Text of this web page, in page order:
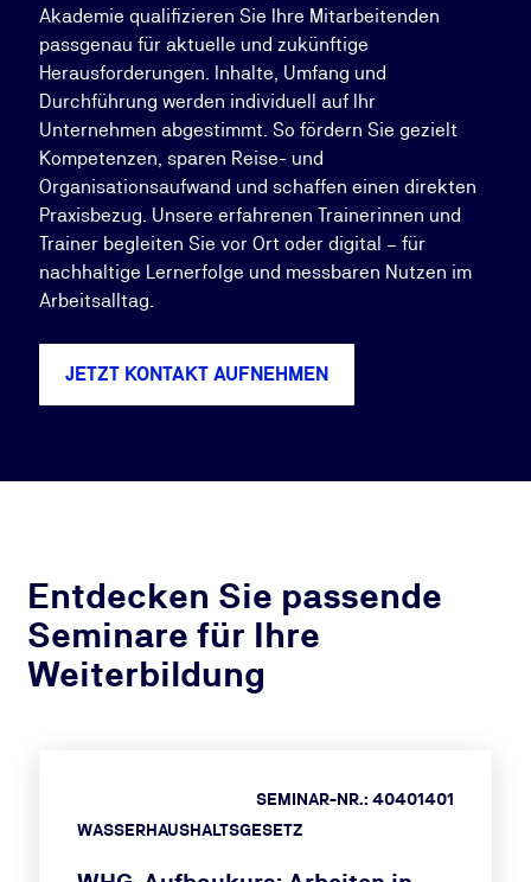
Akademie qualifizieren Sie Ihre Mitarbeitenden
passgenau für aktuelle und zukünftige
Herausforderungen. Inhalte, Umfang und
Durchführung werden individuell auf Ihr
Unternehmen abgestimmt. So fördern Sie gezielt
Kompetenzen, sparen Reise- und
Organisationsaufwand und schaffen einen direkten
Praxisbezug. Unsere erfahrenen Trainerinnen und
Trainer begleiten Sie vor Ort oder digital – für
nachhaltige Lernerfolge und messbaren Nutzen im
Arbeitsalltag.
JETZT KONTAKT AUFNEHMEN
Entdecken Sie passende
Seminare für Ihre
Weiterbildung
WASSERHAUSHALTSGESETZ
SEMINAR-NR.: 40401401